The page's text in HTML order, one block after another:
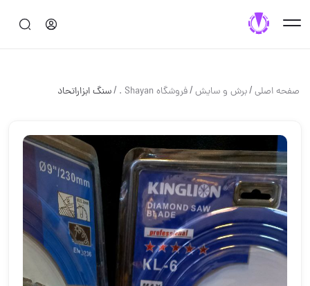
صفحه اصلی/برش و سايش/فروشگاه Shayan . /سنگ ابزاراتحاد